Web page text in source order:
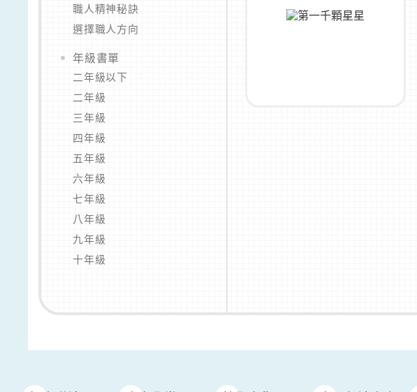
職人精神秘訣
選擇職人方向
年級書單
二年級以下
二年級
三年級
四年級
五年級
六年級
七年級
八年級
九年級
十年級